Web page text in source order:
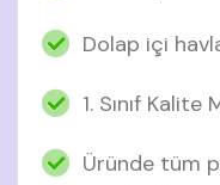
Dolap içi
1. Sınıf
Üründe tüm